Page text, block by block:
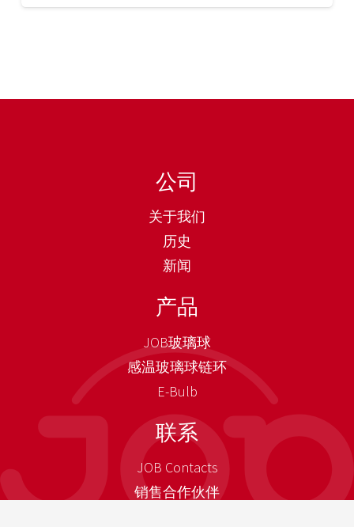
公司
关于我们
历史
新闻
产品
JOB玻璃球
感温玻璃球链环
E-Bulb
联系
JOB Contacts
销售合作伙伴